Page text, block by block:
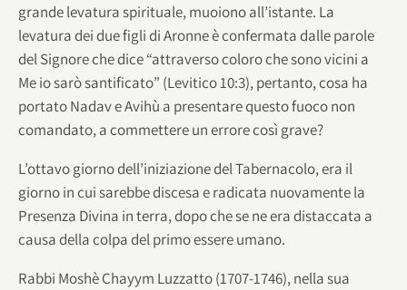
grande levatura spirituale, muoiono all’istante. La
levatura dei due figli di Aronne è confermata dalle parole
del Signore che dice “attraverso coloro che sono vicini a
Me io sarò santificato” (Levitico 10:3), pertanto, cosa ha
portato Nadav e Avihù a presentare questo fuoco non
comandato, a commettere un errore così grave?
L’ottavo giorno dell’iniziazione del Tabernacolo, era il
giorno in cui sarebbe discesa e radicata nuovamente la
Presenza Divina in terra, dopo che se ne era distaccata a
causa della colpa del primo essere umano.
Rabbi Moshè Chayym Luzzatto (1707-1746), nella sua